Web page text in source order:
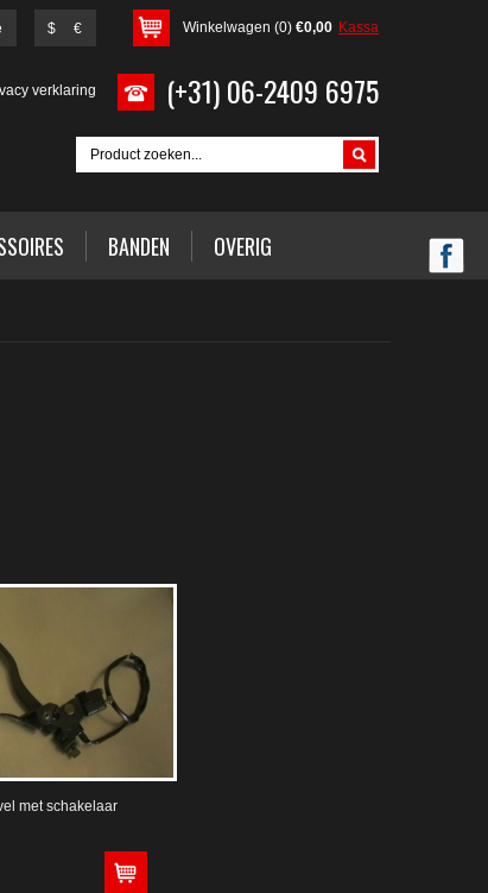
Winkelwagen (0) €0,00 Kassa
$ €
(+31) 06-2409 6975
verklaring
BANDEN OVERIG
met schakelaar